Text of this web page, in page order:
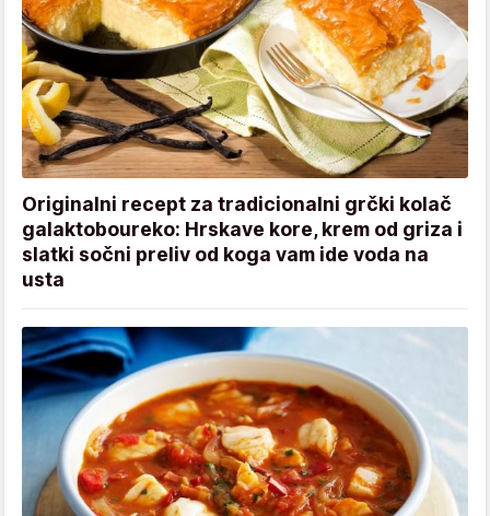
Originalni recept za tradicionalni grčki kolač
galaktoboureko: Hrskave kore, krem od griza i
slatki sočni preliv od koga vam ide voda na
usta